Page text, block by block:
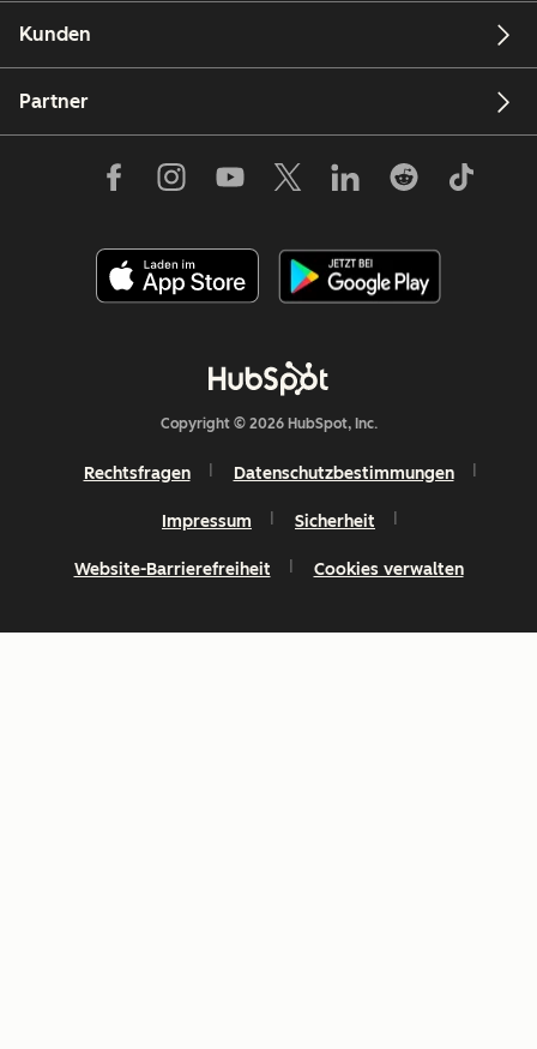
Kunden
Partner
Copyright © 2026 HubSpot, Inc.
Rechtsfragen Datenschutzbestimmungen
Impressum Sicherheit
Website-Barrierefreiheit Cookies verwalten